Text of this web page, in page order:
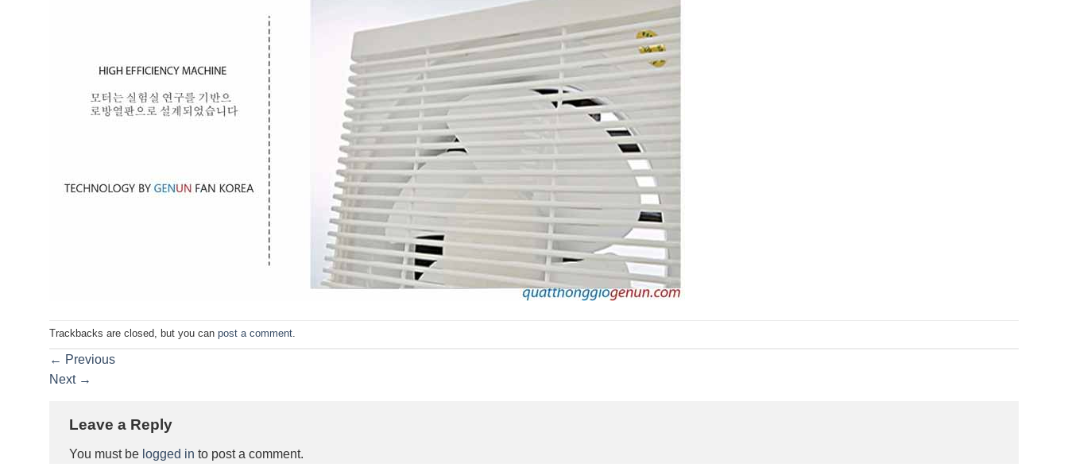
Trackbacks are closed, but you can post a comment
← Previous
Next →
Leave a Reply
You must be logged in to post a comment.